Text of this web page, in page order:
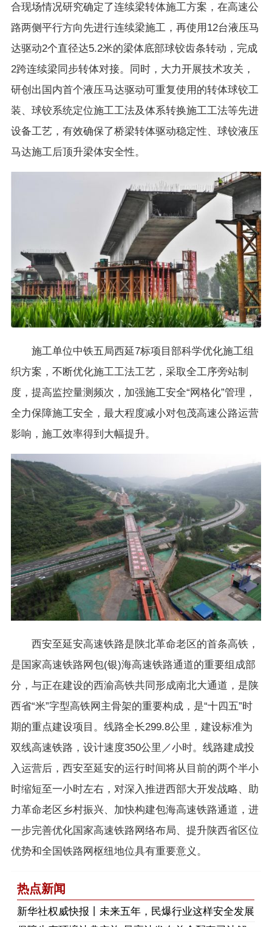
合现场情况研究确定了连续梁转体施工方案，在高速公
路两侧平行方向先进行连续梁施工，再使用12台液压马
达驱动2个直径达5.2米的梁体底部球铰齿条转动，完成
2跨连续梁同步转体对接。同时，大力开展技术攻关，
研创出国内首个液压马达驱动可重复使用的转体球铰工
装、球铰系统定位施工工法及体系转换施工工法等先进
设备工艺，有效确保了桥梁转体驱动稳定性、球铰液压
马达施工后顶升梁体安全性。
施工单位中铁五局西延7标项目部科学优化施工组
织方案，不断优化施工工法工艺，采取全工序旁站制
度，提高监控量测频次，加强施工安全“网格化”管理，
全力保障施工安全，最大程度减小对包茂高速公路运营
影响，施工效率得到大幅提升。
西安至延安高速铁路是陕北革命老区的首条高铁，
是国家高速铁路网包(银)海高速铁路通道的重要组成部
分，与正在建设的西渝高铁共同形成南北大通道，是陕
西省“米”字型高铁网主骨架的重要构成，是“十四五”时
期的重点建设项目。线路全长299.8公里，建设标准为
双线高速铁路，设计速度350公里／小时。线路建成投
入运营后，西安至延安的运行时间将从目前的两个半小
时缩短至一小时左右，对深入推进西部大开发战略、助
力革命老区乡村振兴、加快构建包海高速铁路通道，进
一步完善优化国家高速铁路网络布局、提升陕西省区位
优势和全国铁路网枢纽地位具有重要意义。
热点新闻
​新华社权威快报丨未来五年，民爆行业这样安全发展